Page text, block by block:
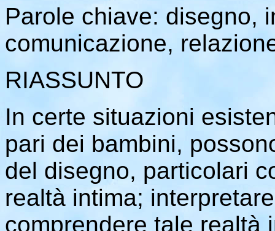
Parole chiave: disegno,
comunicazione,
RIASSUNTO
In certe situazioni
pari dei bambini,
del disegno, particolari
realtà intima;
comprendere tale realtà